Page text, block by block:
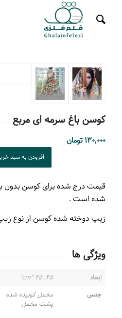
کوسن باغ سرمه ای مربع
۱۳۰,۰۰۰ تومان
افزودن به سبد
قیمت درج شده برای کوسن بدون
شده است .
زیپ دوخته شده کوسن از نوع
ویژگی ها
ابعاد
۴۵, ۴۵ "cm"
جنس
مخمل کوبیده شده
پشت مخمل